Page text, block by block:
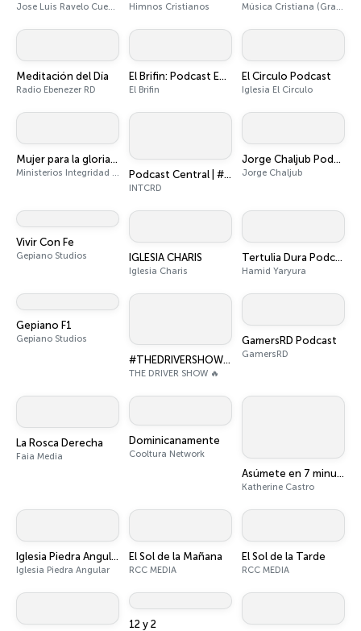
Jose Luis Ravelo Cuesta Himnos Cristianos Música Cristiana (Gratis)
Meditación del Día
Radio Ebenezer RD
El Brifin: Podcast Edition
El Brifin
El Circulo Podcast
Iglesia El Circulo
Mujer para la gloria de Dios
Ministerios Integridad y Sabiduría Podcast Central | #INTCRD
INTCRD
Jorge Chaljub Podcast
Jorge Chaljub
Vivir Con Fe
Gepiano Studios IGLESIA CHARIS
Iglesia Charis
Tertulia Dura Podcast
Hamid Yaryura
Gepiano F1
Gepiano Studios
#THEDRIVERSHOW 🏎️
THE DRIVER SHOW 🔥
GamersRD Podcast
GamersRD
La Rosca Derecha
Faia Media
Dominicanamente
Cooltura Network
Asúmete en 7 minutos: Tu refugio diario para volver a ti.
Katherine Castro
Iglesia Piedra Angular
Iglesia Piedra Angular
El Sol de la Mañana
RCC MEDIA
El Sol de la Tarde
RCC MEDIA
12 y 2